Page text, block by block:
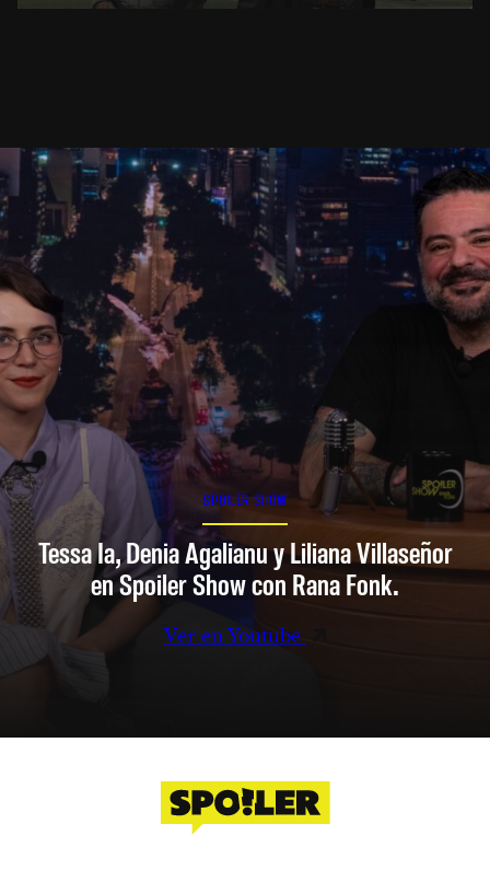
SPOILER SHOW
Tessa Ia, Denia Agalianu y Liliana Villaseñor
en Spoiler Show con Rana Fonk.
Ver en Youtube